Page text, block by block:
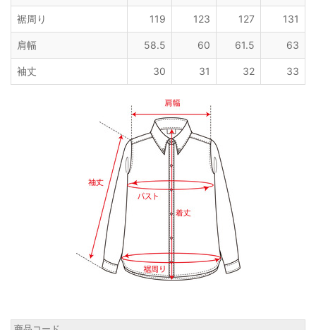
裾周り 119 123 127 131
肩幅 58.5 60 61.5 63
袖丈 30 31 32 33